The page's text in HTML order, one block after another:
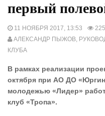
первый
11 НОЯБРЯ 2017, 13:53
АЛЕКСАНДР ПЫЖОВ,
КЛУБА
В рамках реализации
октября при АО ДО
молодежью «Лидер»
клуб «Тропа».